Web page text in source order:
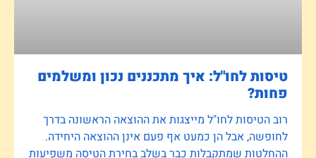
טיסות לחו"ל: איך מתכננים נכון ומשלמים
פחות?
רוב הטיסות לחו"ל מייצגות את ההוצאה הראשונה בדרך
לחופשה, אבל הן כמעט אף פעם אינן ההוצאה היחידה.
ההחלטות שמתקבלות כבר בשלב בחירת הטיסה משפיעות